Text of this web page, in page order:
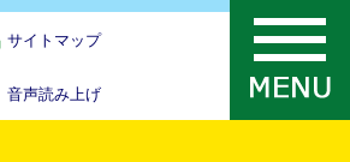
サイトマップ
音声読み上げ